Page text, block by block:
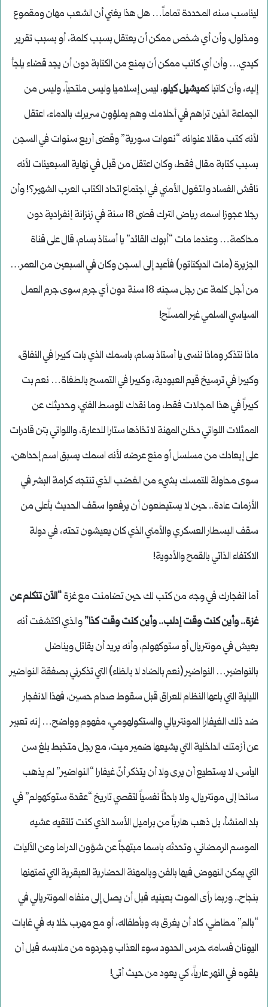
ليناسب سنه المحددة تماماً… هل هذا يغني أن الشعب مهان ومقموع
ومذلول، وأن أي شخص ممكن أن يعتقل بسبب كلمة، أو بسبب تقرير
كيدي… وأن أي كاتب ممكن أن يمنع من الكتابة دون أن يجد قضاء يلجأ
إليه، وأن كاتبا كميشيل كيلو، ليس إسلاميا وليس ملتحياً، وليس من
الجماعة الذين تراهم في أحلامك وهم يملؤون سريرك بالدماء، اعتقل
لأنه كتب مقالا عنوانه “نعوات سورية” وقضى أربع سنوات في السجن
بسبب كتابة مقال فقط، وكان اعتقل من قبل في نهاية السبعينات لأنه
ناقش الفساد والتغول الأمني في اجتماع اتحاد الكتاب العرب الشهير؟! وأن
رجلا عجوزا اسمه رياض الترك قضى 18 سنة في زنزانة إنفرادية دون
محاكمة… وعندما مات “أبوك القائد” يا أستاذ بسام، قال على قناة
الجزيرة (مات الديكتاتور) فأعيد إلى السجن وكان في السبعين من العمر…
من أجل كلمة عن رجل سجنه 18 سنة دون أي جرم سوى جرم العمل
السياسي السلمي غير المسلّح!
ماذا نتذكر وماذا ننسى يا أستاذ بسام، باسمك الذي بات كبيرا في النفاق،
وكبيرا في ترسيخ قيم العبودية، وكبيرا في التمسح بالطغاة… نعم بت
كبيراً في هذا المجالات فقط، وما نقدك للوسط الفني، وحديثك عن
الممثلات اللواتي دخلن المهنة لاتخاذها ستارا للدعارة، واللواتي بتن قادرات
على إبعادك من مسلسل أو منع عرضه لأنه اسمك يسبق اسم إحداهن،
سوى محاولة للتمسك بشيء من الغضب الذي تنتجه كرامة البشر في
الأزمات عادة.. حين لا يستيطعون أن يرفعوا سقف الحديث بأعلى من
سقف البسطار العسكري والأمني الذي كان يعيشون تحته، في دولة
الاكتفاء الذاتي بالقمح والأدوية!
أما انفجارك في وجه من كتب لك حين تضامنت مع غزة“الآن تتكلم عن
غزة.. وأين كنت وقت إدلب.. وأين كنت وقت كذا”والذي اكتشفت أنه
يعيش في مونتريال أو ستوكهولم، وأنه يريد أن يقاتل ويناضل
بالنواضير… النواضير (نعم بالضاد لا بالظاء) التي تذكرني بصفقة النواضير
الليلية التي باعها النظام للعراق قبل سقوط صدام حسين، فهذا الانفجار
ضد ذلك الغيفارا المونتريالي والستكولهومي، مفهوم وواضح… إنه تعبير
عن أزمتك الداخلية التي يشيعها ضمير ميت، مع رجل متخبط بلغ سن
اليأس، لا يستطيع أن يرى ولا أن يتذكر أنّ غيفارا “النواضير” لم يذهب
سائحا إلى مونتريال، ولا باحثاً نفسياً لتقصي تاريخ “عقدة ستوكهولم” في
بلد المنشأ، بل ذهب هارباً من براميل الأسد الذي كنت تلتقيه عشيه
الموسم الرمضاني، وتحدثه باسما مبتهجاً عن شؤون الدراما وعن الآليات
التي يمكن النهوض فيها بالفن وبالمهنة الحضارية العبقرية التي تمتهنها
بنجاح.. وربما رأى الموت بعينيه قبل أن يصل إلى منفاه المونتريالي في
“بالم” مطاطي، كاد أن يغرق به وبأطفاله، أو مع مهرب خلا به في غابات
اليونان فسامه حرس الحدود سوء العذاب وجردوه من ملابسه قبل أن
يلقوه في النهر عارياً، كي يعود من حيث أتى!